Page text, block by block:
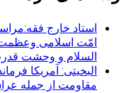
استاد خارج
امّت اسلامی وعظمت
السلام و وحشت
البخیتی: آمریکا
مقاومت از جمله